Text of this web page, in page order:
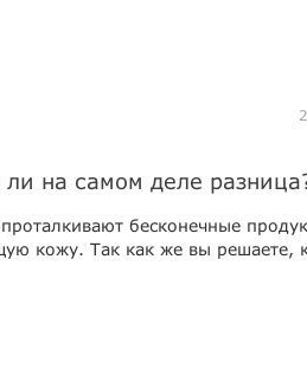
на самом деле
бесконечные
кожу. Так как же вы решаете,